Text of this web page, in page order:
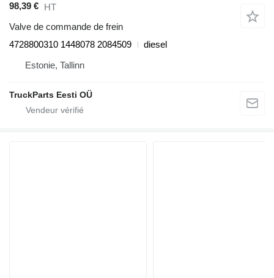
98,39 € HT
Valve de commande de frein
4728800310 1448078 2084509
diesel
Estonie, Tallinn
TruckParts Eesti OÜ